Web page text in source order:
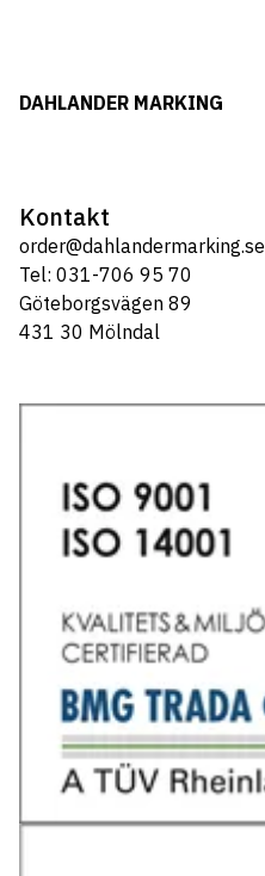
DAHLANDER MARKING
Kontakt
order@dahlandermarking.se
Tel: 031-706 95 70
Göteborgsvägen 89
431 30 Mölndal